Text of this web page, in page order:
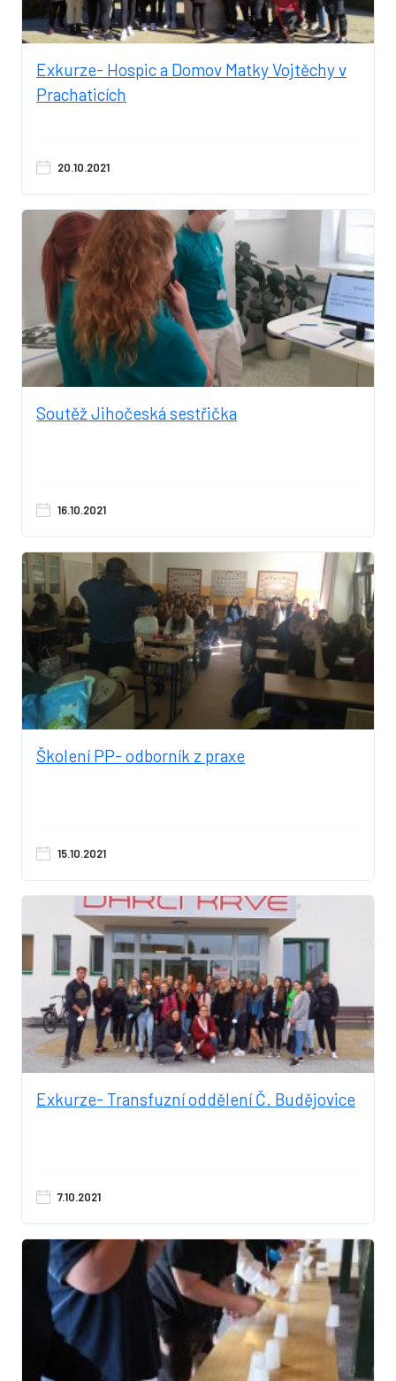
Exkurze- Hospic a Domov Matky Vojtěchy v
Prachaticích
20.10.2021
Soutěž Jihočeská sestřička
16.10.2021
Školení PP- odborník z praxe
15.10.2021
Exkurze- Transfuzní oddělení Č. Budějovice
7.10.2021